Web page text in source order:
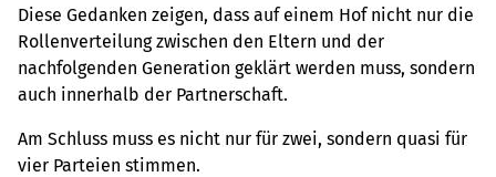
Diese Gedanken zeigen, dass auf einem Hof nicht nur die
Rollenverteilung zwischen den Eltern und der
nachfolgenden Generation geklärt werden muss, sondern
auch innerhalb der Partnerschaft.
Am Schluss muss es nicht nur für zwei, sondern quasi für
vier Parteien stimmen.